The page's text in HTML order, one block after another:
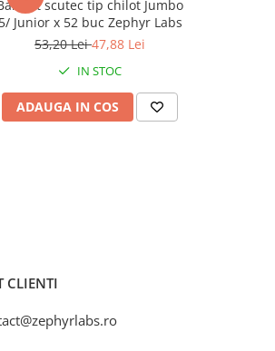
scutec tip chilot Jumbo
5/ Junior x 52 buc Zephyr Labs
53,20 Lei47,88 Lei
IN STOC
ADAUGA IN COS
CLIENTI